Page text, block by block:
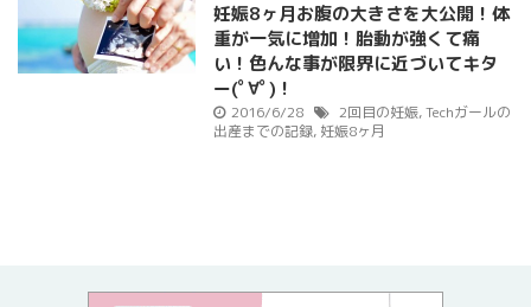
妊娠8ヶ月お腹の大きさを大公開！体
重が一気に増加！胎動が強くて痛
い！色んな事が限界に近づいてキタ
ー(ﾟ∀ﾟ)！
2016/6/28 2回目の妊娠,Techガールの
出産までの記録, 妊娠8ヶ月